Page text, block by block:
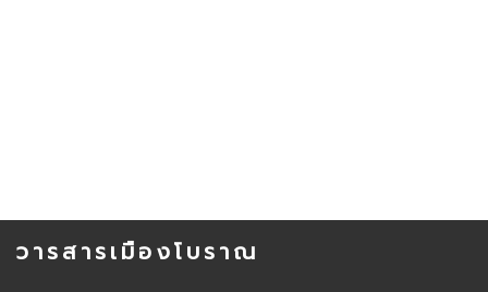
วารสารเมืองโบราณ